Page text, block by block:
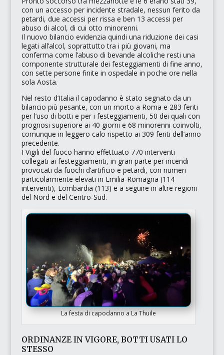
con un accesso per incidente stradale, nessun ferito da
petardi, due accessi per rissa e ben 13 accessi per
abuso di alcol, di cui otto minorenni.
Il nuovo bilancio evidenzia quindi una riduzione dei casi
legati all’alcol, soprattutto tra i più giovani, ma
conferma come l’abuso di bevande alcoliche resti una
componente strutturale dei festeggiamenti di fine anno,
con sette persone finite in ospedale in poche ore nella
sola Aosta.
Nel resto d’Italia il capodanno è stato segnato da un
bilancio più pesante, con un morto a Roma e 283 feriti
per l’uso di botti e per i festeggiamenti, 50 dei quali con
prognosi superiore ai 40 giorni e 68 minorenni coinvolti,
comunque in leggero calo rispetto ai 309 feriti dell’anno
precedente.
I Vigili del fuoco hanno effettuato 770 interventi
collegati ai festeggiamenti, in gran parte per incendi
provocati da fuochi d’artificio e petardi, con numeri
particolarmente elevati in Emilia‑Romagna (114
interventi), Lombardia (113) e a seguire in altre regioni
del Nord e del Centro‑Sud.
La festa di capodanno a La Thuile
ORDINANZE IN VIGORE, BOTTI USATI LO
STESSO